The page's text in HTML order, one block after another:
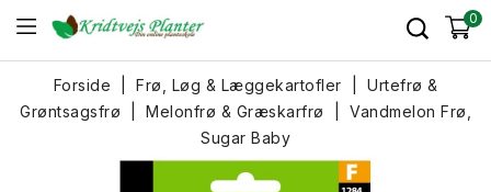
0
Forside Frø, Løg & Læggekartofler
Urtefrø &
Grøntsagsfrø
Melonfrø & Græskarfrø
Vandmelon Frø,
Sugar Baby